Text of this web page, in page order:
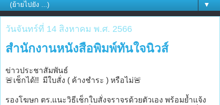
▼
วันจันทร์ที่ 14 สิงหาคม พ.ศ. 2566
สำนักงานหนังสือพิมพ์ทันใจนิวส์
ข่าวประชาสัมพันธ์
🚨เช็กได้!! มีใบสั่ง ( ค้างชำระ ) หรือไม่🚨
รองโฆษก ตร.แนะวิธีเช็กใบสั่งจราจรด้วยตัวเอง พร้อมย้ำแจ้ง